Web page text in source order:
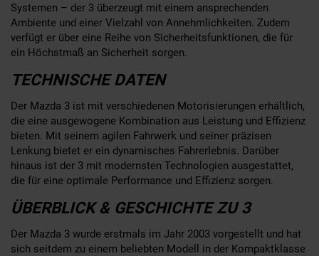
Systemen – der 3 überzeugt mit einem ansprechenden
Ambiente und einer Vielzahl von Annehmlichkeiten. Zudem
verfügt er über eine Reihe von Sicherheitsfunktionen, die für
ein Höchstmaß an Sicherheit sorgen.
TECHNISCHE DATEN
Der Mazda 3 ist mit verschiedenen Motorisierungen erhältlich,
die eine ausgewogene Kombination aus Leistung und Effizienz
bieten. Mit seinem agilen Fahrwerk und seiner präzisen
Lenkung bietet er ein dynamisches Fahrerlebnis. Darüber
hinaus ist der 3 mit modernsten Technologien ausgestattet,
die für eine optimale Performance und Effizienz sorgen.
ÜBERBLICK & GESCHICHTE ZU 3
Der Mazda 3 wurde erstmals im Jahr 2003 vorgestellt und hat
sich seitdem zu einem beliebten Modell in der Kompaktklasse